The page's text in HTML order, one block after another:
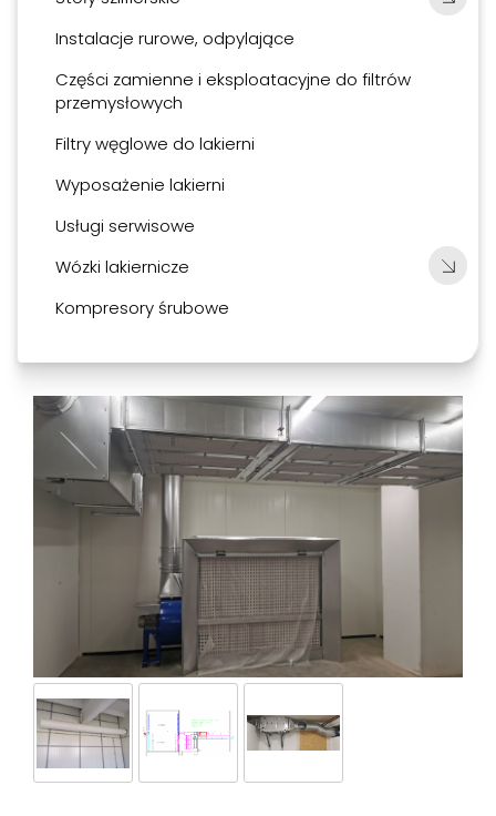
Instalacje rurowe, odpylające
Części zamienne i eksploatacyjne do filtrów
przemysłowych
Filtry węglowe do lakierni
Wyposażenie lakierni
Usługi serwisowe
Wózki lakiernicze
Kompresory śrubowe